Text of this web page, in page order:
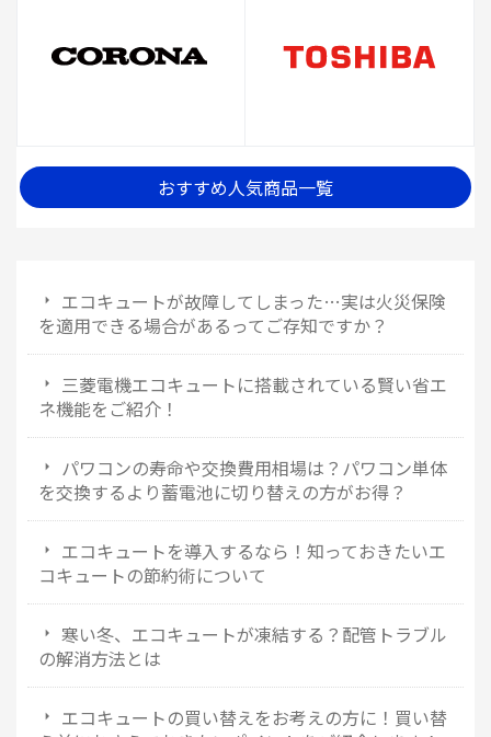
おすすめ人気商品一覧
エコキュートが故障してしまった…実は火災保険
を適用できる場合があるってご存知ですか？
三菱電機エコキュートに搭載されている賢い省エ
ネ機能をご紹介！
パワコンの寿命や交換費用相場は？パワコン単体
を交換するより蓄電池に切り替えの方がお得？
エコキュートを導入するなら！知っておきたいエ
コキュートの節約術について
寒い冬、エコキュートが凍結する？配管トラブル
の解消方法とは
エコキュートの買い替えをお考えの方に！買い替